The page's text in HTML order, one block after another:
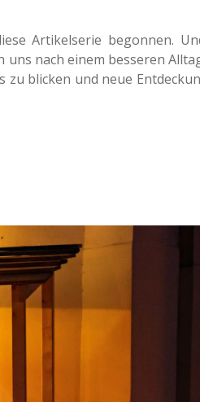
Arti­kel­se­rie begon­nen.
nach einem bes­se­ren
zu bli­cken und neue